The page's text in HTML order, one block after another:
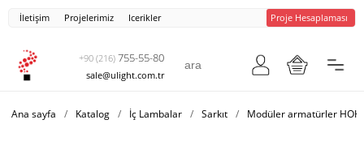
İletişim Projelerimiz Icerikler Proje Hesaplaması
+90 (216) 755-55-80
sale@ulight.com.tr
Ana sayfa / Katalog / İç Lambalar / Sarkıt / Modüler armatürler